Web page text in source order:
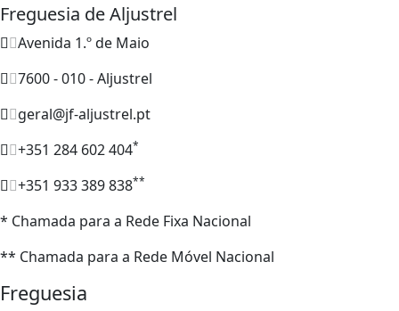
Freguesia de Aljustrel
Avenida 1.º de Maio
7600 - 010 - Aljustrel
geral@jf-aljustrel.pt
+351 284 602 404*
+351 933 389 838**
* Chamada para a Rede Fixa Nacional
** Chamada para a Rede Móvel Nacional
Freguesia